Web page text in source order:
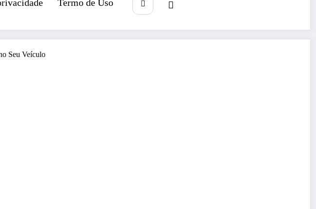
Termo de Uso
Seu Veículo